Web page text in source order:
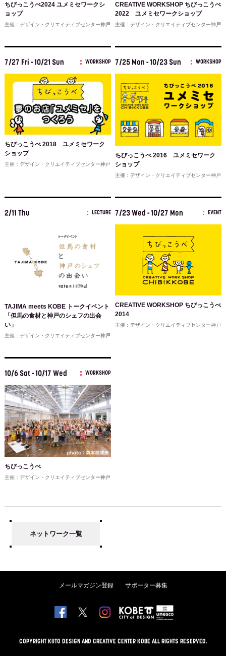
ちびっこうべ2024 ユメミセワークシ
ョップ
主催：デザイン・クリエイティブセンター神戸
CREATIVE WORKSHOP ちびっこうべ
2022 ユメミセワークショップ
主催：デザイン・クリエイティブセンター神戸
7/27 Fri - 10/21 Sun WORKSHOP
ちびっこうべ 2018 ユメミセワーク
ショップ
主催：デザイン・クリエイティブセンター神戸
7/25 Mon - 10/23 Sun WORKSHOP
ちびっこうべ 2016 ユメミセワーク
ショップ
主催：デザイン・クリエイティブセンター神戸
2/11 Thu LECTURE
TAJIMA meets KOBE トークイベント
「但馬の食材と神戸のシェフの出会
い」
主催：デザイン・クリエイティブセンター神戸
7/23 Wed - 10/27 Mon EVENT
CREATIVE WORKSHOP ちびっこうべ
2014
主催：デザイン・クリエイティブセンター神戸
10/6 Sat - 10/17 Wed WORKSHOP
ちびっこうべ
主催：デザイン・クリエイティブセンター神戸
ネットワーク一覧
メールマガジン登録 サポーター募集
COPYRIGHT KIITO DESIGN AND CREATIVE CENTER KOBE ALL RIGHTS RESERVED.